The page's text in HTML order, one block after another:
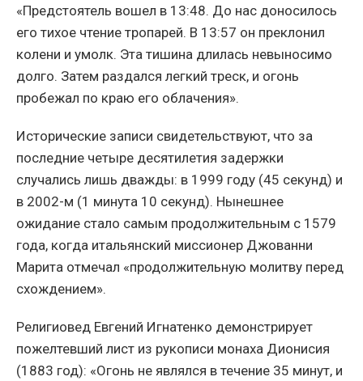
«Предстоятель вошел в 13:48. До нас доносилось
его тихое чтение тропарей. В 13:57 он преклонил
колени и умолк. Эта тишина длилась невыносимо
долго. Затем раздался легкий треск, и огонь
пробежал по краю его облачения».
Исторические записи свидетельствуют, что за
последние четыре десятилетия задержки
случались лишь дважды: в 1999 году (45 секунд) и
в 2002-м (1 минута 10 секунд). Нынешнее
ожидание стало самым продолжительным с 1579
года, когда итальянский миссионер Джованни
Марита отмечал «продолжительную молитву перед
схождением».
Религиовед Евгений Игнатенко демонстрирует
пожелтевший лист из рукописи монаха Дионисия
(1883 год): «Огонь не являлся в течение 35 минут, и